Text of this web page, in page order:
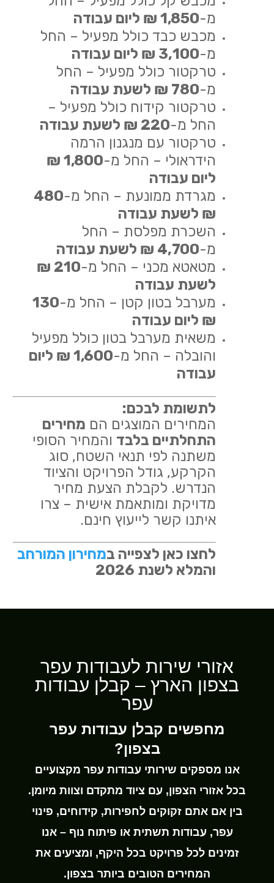
מ-1,850 ₪ ליום עבודה
מכבש כבד כולל מפעיל – החל
מ-3,100 ₪ ליום עבודה
טרקטור כולל מפעיל – החל
מ-780 ₪ לשעת עבודה
טרקטור קידוח כולל מפעיל –
החל מ-220 ₪ לשעת עבודה
טרקטור עם מנגנון הרמה
הידראולי – החל מ-
1,800 ₪
ליום עבודה
מגרדת ממונעת – החל מ-480
₪ לשעת עבודה
השכרת מפלסת – החל
מ-4,700 ₪ לשעת עבודה
מטאטא מכני – החל מ-
210 ₪
לשעת עבודה
מערבל בטון קטן – החל מ-130
₪ ליום עבודה
משאית מערבל בטון כולל מפעיל
והובלה – החל מ-
1,600 ₪ ליום
עבודה
לתשומת לבכם:
המחירים המוצגים הם מחירים
התחלתיים בלבד והמחיר הסופי
משתנה לפי תנאי השטח, סוג
הקרקע, גודל הפרויקט והציוד
הנדרש. לקבלת הצעת מחיר
מדויקת ומותאמת אישית – צרו
איתנו קשר לייעוץ חינם.
לחצו כאן לצפייה במחירון המורחב
והמלא לשנת 2026
אזורי שירות לעבודות עפר
בצפון הארץ – קבלן עבודות
עפר
מחפשים קבלן עבודות עפר
בצפון?
אנו מספקים שירותי עבודות עפר מקצועיים
בכל אזורי הצפון, עם ציוד מתקדם וצוות מיומן.
בין אם אתם זקוקים לחפירות, קידוחים, פינוי
עפר, עבודות תשתית או פיתוח נוף – אנו
זמינים לכל פרויקט בכל היקף, ומציעים את
המחירים הטובים ביותר בצפון.